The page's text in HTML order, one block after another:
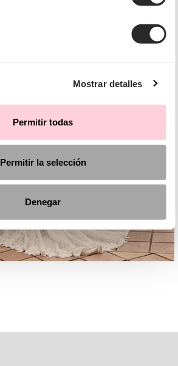
Mostrar detalles
Permitir todas
Permitir la selección
Denegar